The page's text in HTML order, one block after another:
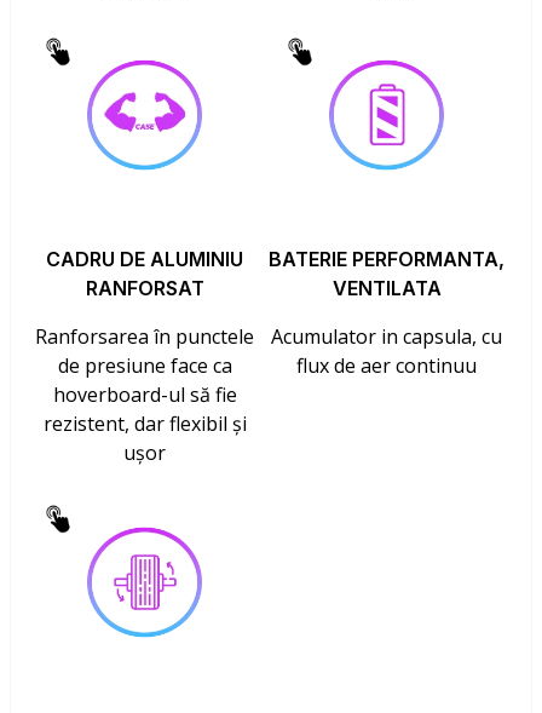
CADRU DE ALUMINIU
RANFORSAT
Ranforsarea în punctele
de presiune face ca
hoverboard-ul să fie
rezistent, dar flexibil și
ușor
BATERIE PERFORMANTA,
VENTILATA
Acumulator in capsula, cu
flux de aer continuu